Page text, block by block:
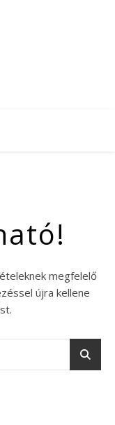
megfelelő
újra kellene